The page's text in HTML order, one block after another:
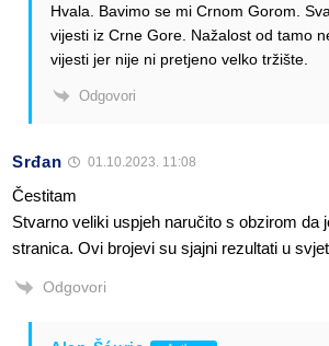
Hvala. Bavimo se mi Crnom Gorom.
vijesti iz Crne Gore. Nažalost od tamo
vijesti jer nije ni pretjeno velko tržište.
Odgovori
Srđan 01.10.2023. 11:08
Čestitam
Stvarno veliki uspjeh naručito s obzirom da
stranica. Ovi brojevi su sjajni rezultati u
Odgovori